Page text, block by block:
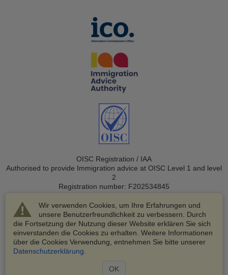
Wir verwenden Cookies, um Ihre Erfahrungen und
unsere Benutzerfreundlichkeit zu verbessern. Durch
die Fortsetzung der Nutzung dieser Website erklären Sie sich
einverstanden die Cookies zu erhalten. Weitere Informationen
über die Cookies Verwendung, entnehmen Sie bitte unserer
Datenschutzerklärung
OK
OISC Registration / IAA
Authorised to provide Immigration advice at OISC Level 1 and level
2
Registration number: F202534845
© 2003-2026 VisaHQ.com, Inc. Alle Rechte vorbehalten.
VisaHQ und das VisaHQ-Logo sind eingetragene Marken von
VisaHQ.com, Inc.